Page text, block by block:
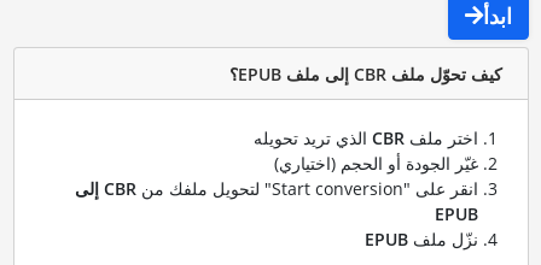
ابدأ
كيف تحوّل ملف CBR إلى ملف EPUB؟
اختر ملف CBRالذي تريد تحويله
غيّر الجودة أو الحجم (اختياري)
انقر على "Start conversion" لتحويل ملفك من
CBR إلى
EPUB
نزّل ملف EPUB